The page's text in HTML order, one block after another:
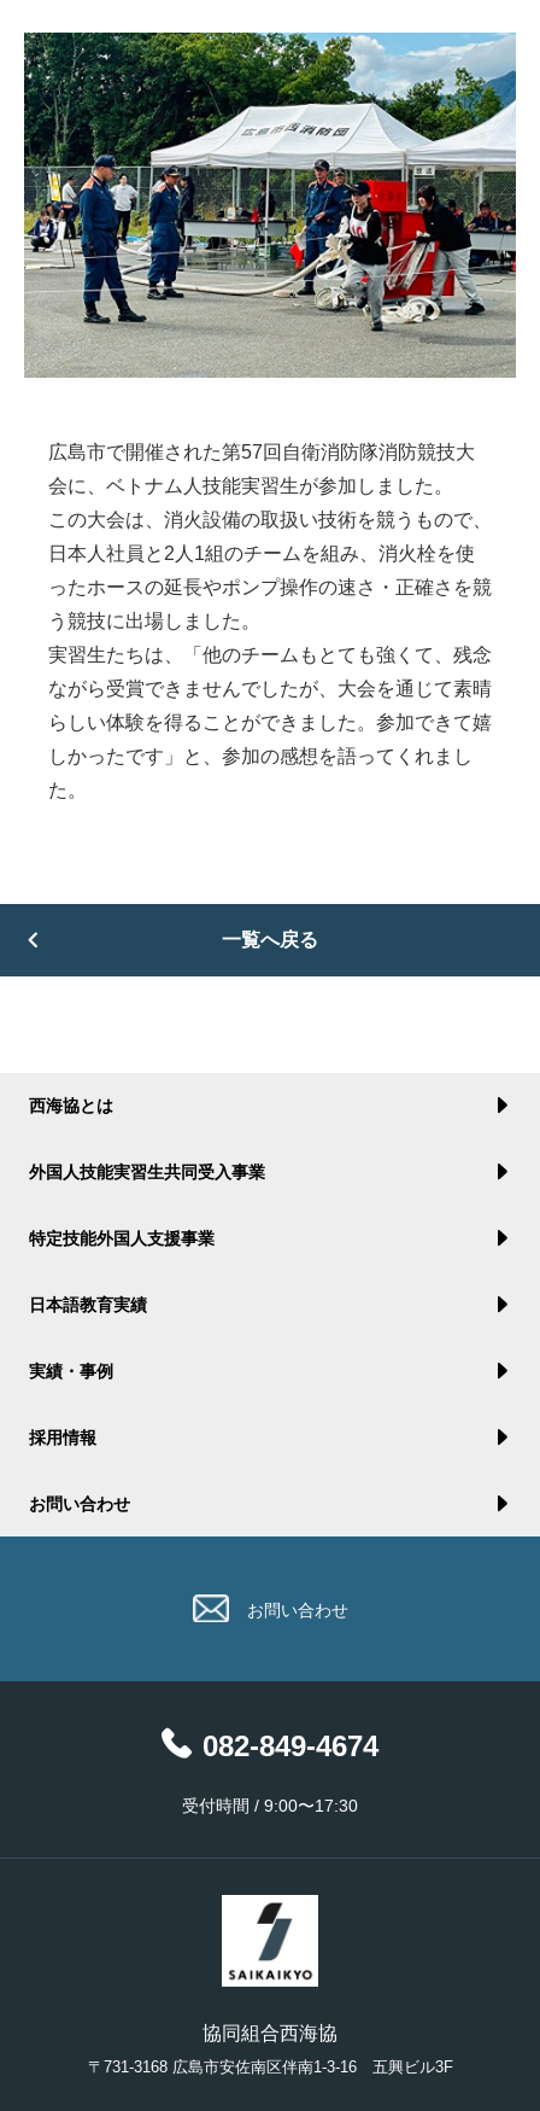
広島市で開催された第57回自衛消防隊消防競技大
会に、ベトナム人技能実習生が参加しました。
この大会は、消火設備の取扱い技術を競うもので、
日本人社員と2人1組のチームを組み、消火栓を使
ったホースの延長やポンプ操作の速さ・正確さを競
う競技に出場しました。
実習生たちは、「他のチームもとても強くて、残念
ながら受賞できませんでしたが、大会を通じて素晴
らしい体験を得ることができました。参加できて嬉
しかったです」と、参加の感想を語ってくれまし
た。
一覧へ戻る
西海協とは
外国人技能実習生共同受入事業
特定技能外国人支援事業
日本語教育実績
実績・事例
採用情報
お問い合わせ
協同組合西海協
〒731-3168 広島市安佐南区伴南1-3-16 五興ビル3F
082-849-4674
受付時間 / 9:00〜17:30
お問い合わせ